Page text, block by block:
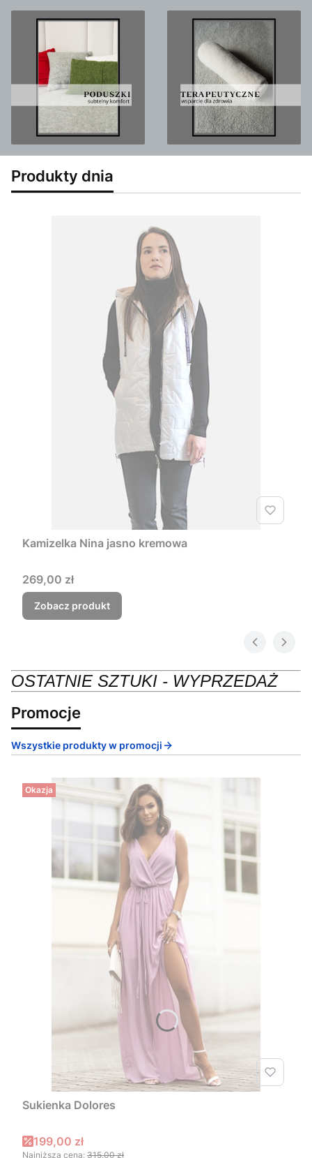
Produkty dnia
Kamizelka Nina jasno kremowa
Cena
269,00 zł
Zobacz produkt
OSTATNIE SZTUKI - WYPRZEDAŻ
Promocje
Wszystkie produkty w promocji
Okazja
Sukienka Dolores
Cena promocyjna
199,00 zł
Najniższa cena: 315,00 zł